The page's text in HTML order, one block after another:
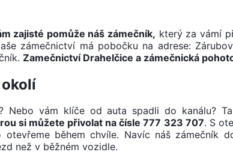
zajisté pomůže náš zámečník, který za vámí
zámečnictví má pobočku na adrese:
Zamečnictví Drahelčice a zámečnická
Nebo vám klíče od auta spadli do kanálu?
si můžete přivolat na čísle 777 323 707. S
během chvíle. Navíc náš zámečník
než v běžném vozidle.